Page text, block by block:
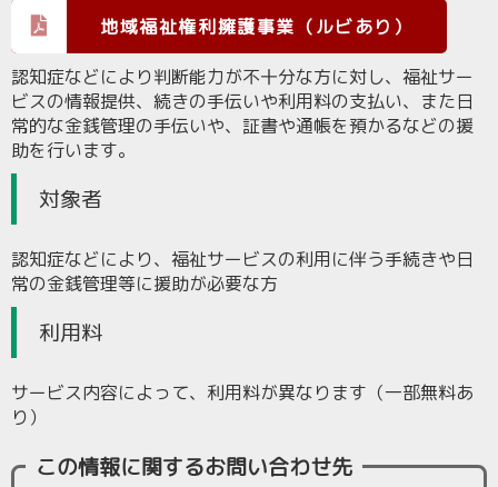
地域福祉権利擁護事業（ルビあり）
認知症などにより判断能力が不十分な方に対し、福祉サー
ビスの情報提供、続きの手伝いや利用料の支払い、また日
常的な金銭管理の手伝いや、証書や通帳を預かるなどの援
助を行います。
対象者
認知症などにより、福祉サービスの利用に伴う手続きや日
常の金銭管理等に援助が必要な方
利用料
サービス内容によって、利用料が異なります（一部無料あ
り）
この情報に関するお問い合わせ先